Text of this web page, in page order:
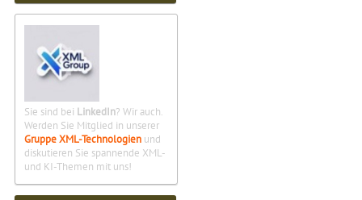
Sie sind bei LinkedIn? Wir auch.
Werden Sie Mitglied in unserer
Gruppe XML-Technologien und
diskutieren Sie spannende XML-
und KI-Themen mit uns!